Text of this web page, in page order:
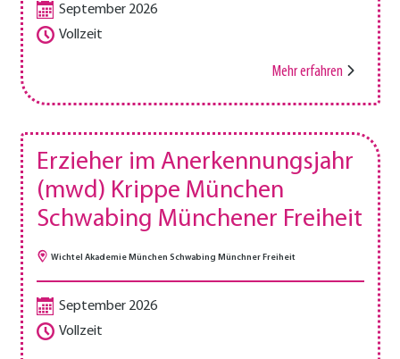
September 2026
Vollzeit
Mehr erfahren
Erzieher im Anerkennungsjahr
(mwd) Krippe München
Schwabing Münchener Freiheit
Wichtel Akademie München Schwabing Münchner Freiheit
September 2026
Vollzeit